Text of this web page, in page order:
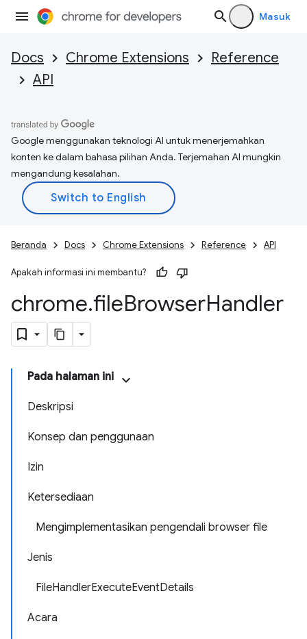
Masuk
Docs Chrome Extensions
Reference
API
Google menggunakan teknologi AI untuk menerjemahkan
konten ke dalam bahasa pilihan Anda. Terjemahan AI mungkin
mengandung kesalahan.
Beranda Docs Chrome Extensions Reference API
Apakah informasi ini membantu?
chrome.fileBrowserHandler
Pada halaman ini
Deskripsi
Konsep dan penggunaan
Izin
Ketersediaan
Mengimplementasikan pengendali browser file
Jenis
FileHandlerExecuteEventDetails
Acara